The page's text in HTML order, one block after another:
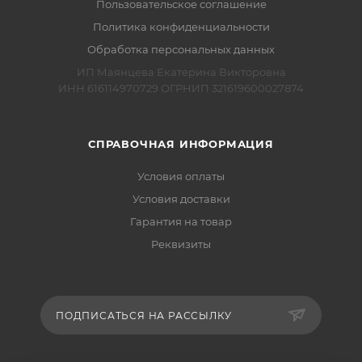
Пользовательское соглашение
Политика конфиденциальности
Обработка персональных данных
ИП Маянцева Екатерина Викторовна
ИНН 616114970729 ОГРНИП 321619600027874
СПРАВОЧНАЯ ИНФОРМАЦИЯ
Условия оплаты
Условия доставки
Гарантия на товар
Реквизиты
ПОДПИСАТЬСЯ НА РАССЫЛКУ